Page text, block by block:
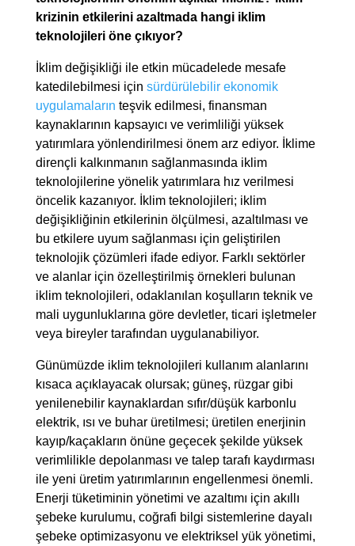
krizinin etkilerini azaltmada hangi iklim
teknolojileri öne çıkıyor?
İklim değişikliği ile etkin mücadelede mesafe
katedilebilmesi için sürdürülebilir ekonomik
uygulamaların teşvik edilmesi, finansman
kaynaklarının kapsayıcı ve verimliliği yüksek
yatırımlara yönlendirilmesi önem arz ediyor. İklime
dirençli kalkınmanın sağlanmasında iklim
teknolojilerine yönelik yatırımlara hız verilmesi
öncelik kazanıyor. İklim teknolojileri; iklim
değişikliğinin etkilerinin ölçülmesi, azaltılması ve
bu etkilere uyum sağlanması için geliştirilen
teknolojik çözümleri ifade ediyor. Farklı sektörler
ve alanlar için özelleştirilmiş örnekleri bulunan
iklim teknolojileri, odaklanılan koşulların teknik ve
mali uygunluklarına göre devletler, ticari işletmeler
veya bireyler tarafından uygulanabiliyor.
Günümüzde iklim teknolojileri kullanım alanlarını
kısaca açıklayacak olursak; güneş, rüzgar gibi
yenilenebilir kaynaklardan sıfır/düşük karbonlu
elektrik, ısı ve buhar üretilmesi; üretilen enerjinin
kayıp/kaçakların önüne geçecek şekilde yüksek
verimlilikle depolanması ve talep tarafı kaydırması
ile yeni üretim yatırımlarının engellenmesi önemli.
Enerji tüketiminin yönetimi ve azaltımı için akıllı
şebeke kurulumu, coğrafi bilgi sistemlerine dayalı
şebeke optimizasyonu ve elektriksel yük yönetimi,